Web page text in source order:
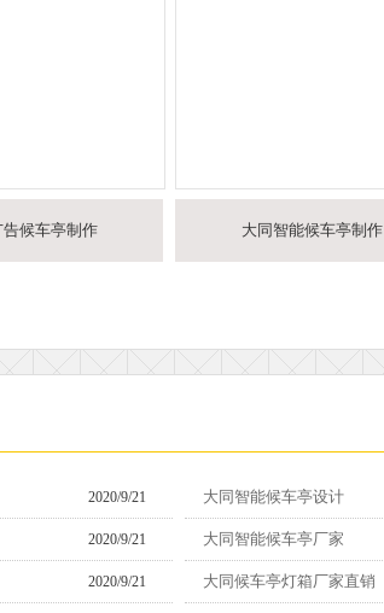
告候车亭制作 大同智能候车亭制作
2020/9/21 大同智能候车亭设计
14:02:23
2020/9/21 大同智能候车亭厂家
14:02:18
2020/9/21 大同候车亭灯箱厂家直销